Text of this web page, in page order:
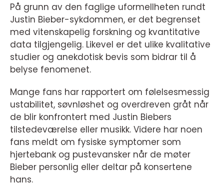
På grunn av den faglige uformellheten rundt
Justin Bieber-sykdommen, er det begrenset
med vitenskapelig forskning og kvantitative
data tilgjengelig. Likevel er det ulike kvalitative
studier og anekdotisk bevis som bidrar til å
belyse fenomenet.
Mange fans har rapportert om følelsesmessig
ustabilitet, søvnløshet og overdreven gråt når
de blir konfrontert med Justin Biebers
tilstedeværelse eller musikk. Videre har noen
fans meldt om fysiske symptomer som
hjertebank og pustevansker når de møter
Bieber personlig eller deltar på konsertene
hans.